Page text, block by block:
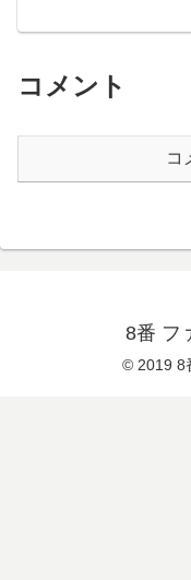
コメント
コ
8番 フ
© 2019 8